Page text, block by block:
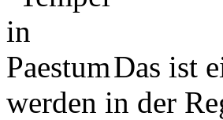
Das ist
werden in der